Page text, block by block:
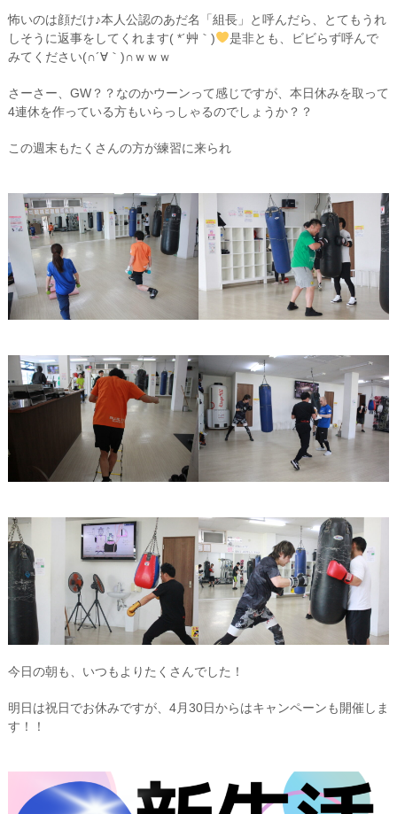
怖いのは顔だけ♪本人公認のあだ名「組長」と呼んだら、とてもうれ
しそうに返事をしてくれます( *´艸｀)
是非とも、ビビらず呼んで
みてください(∩´∀｀)∩ｗｗｗ
さーさー、GW？？なのかウーンって感じですが、本日休みを取って
4連休を作っている方もいらっしゃるのでしょうか？？
この週末もたくさんの方が練習に来られ
今日の朝も、いつもよりたくさんでした！
明日は祝日でお休みですが、4月30日からはキャンペーンも開催しま
す！！